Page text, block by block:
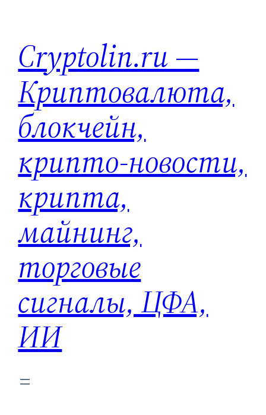
содержимому
Cryptolin.ru —
Криптовалюта,
блокчейн,
крипто-новости,
крипта,
майнинг,
торговые
сигналы, ЦФА,
ИИ